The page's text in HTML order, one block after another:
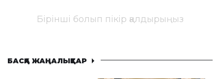
Бірінші болып пікір қалдырыңыз
БАСҚА ЖАҢАЛЫҚТАР